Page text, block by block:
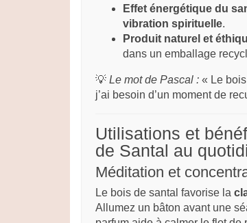
Effet énergétique du
vibration spirituelle.
Produit naturel et
dans un emballage
💡 Le mot de Pascal : « Le
j’ai besoin d’un moment de
Utilisations et
de Santal au
Méditation et
Le bois de santal favorise la
Allumez un bâton avant une